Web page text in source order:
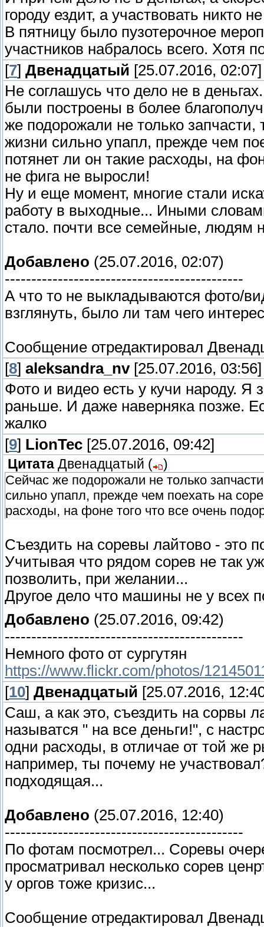
городу ездит, а участвовать никто
В пятницу было пузотерочное
участников набралось всего. Хотя
[7] Двенадцатый [25.07.2016, 02:07]
Не соглашусь что дело не в
были построены в более
же подорожали не только
жизни сильно упапл, прежде чем
потянет ли он такие расходы, на
не фига не выросли!
Ну и еще момент, многие стали
работу в выходные... Иными
стало. почти все семейные, людям
Добавлено (25.07.2016, 02:07)
---------------------------------------------
А что то не выкладываются фото/
взглянуть, было ли там чего
Сообщение отредактировал
[8] aleksandra_nv[25.07.2016, 03:56]
Фото и видео есть у кучи народу. Я
раньше. И даже наверняка позже.
жалко
[9] LionTec [25.07.2016, 09:42]
Цитата Двенадцатый (
)
Сейчас же подорожали не только
сильно упапл, прежде чем поехать на
расходы, на фоне того что все очень
Съездить на соревы лайтово - это
Учитывая что рядом сорев не так
позволить, при желании...
Другое дело что машины не у всех
Добавлено (25.07.2016, 09:42)
---------------------------------------------
Немного фото от сургутян
https://www.flickr.com/photos/
[10] Двенадцатый [25.07.2016,
Саш, а как это, съездить на сорвы
называтся " на все деньги!", с
одни расходы, в отличае от той же
например, ты почему не
подходящая...
Добавлено (25.07.2016, 12:40)
---------------------------------------------
По фотам посмотрел... Соревы
просматривал несколько сорев
у оргов тоже кризис...
Сообщение отредактировал